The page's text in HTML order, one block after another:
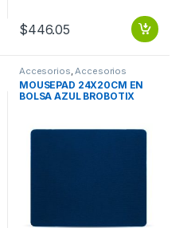
$446.05
Accesorios Accesorios
Escritorio
MOUSEPAD 24X20CM EN
BOLSA AZUL BROBOTIX